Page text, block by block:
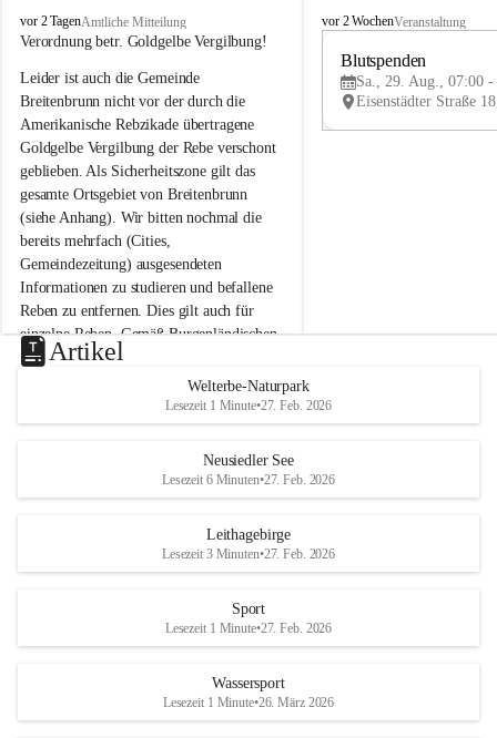
B
r
i
t
e
n
b
r
u
n
n
a
m
N
e
u
s
d
S
vor 2 TagenAmtliche Mitteilung
Verordnung betr. Goldgelbe Vergilbung!
Leider ist auch die Gemeinde
Breitenbrunn nicht vor der durch die
Amerikanische Rebzikade übertragene
Goldgelbe Vergilbung der Rebe verschont
geblieben. Als Sicherheitszone gilt das
gesamte Ortsgebiet von Breitenbrunn
(siehe Anhang). Wir bitten nochmal die
bereits mehrfach (Cities,
Gemeindezeitung) ausgesendeten
Informationen zu studieren und befallene
Reben zu entfernen. Dies gilt auch für
einzelne Reben. Gemäß Burgenländischen
Weinbaugesetz sind nicht gepflegte oder
unzulässige Weingärten zu roden! Bitte
helfen wir zusammen um unsere Winzer
vor den prognostizierten Ernteausfällen
und den daraus folgenden wirtschaftlichen
Maßnahmen zur Bekämpfung
Rebe und der Amerikanischen
Anhang VBl. EU Nr. 18
1 Seite•1,4 MB
B
e
u
e
d
r
S
vor 2 WochenVeranstaltung
Blutspenden
Sa., 29. Aug., 07:00 -
Artikel
Welterbe-Naturpark
Lesezeit 1 Minute•27. Feb. 2026
Neusiedler See
Lesezeit 6 Minuten•27. Feb. 2026
Leithagebirge
Lesezeit 3 Minuten•27. Feb. 2026
Sport
Lesezeit 1 Minute•27. Feb. 2026
Wassersport
Lesezeit 1 Minute•26. März 2026